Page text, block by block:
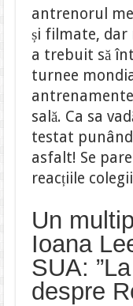
antrenorul
și filmate, dar
a trebuit să
turnee
sală. Ca sa
testat
asfalt! Se
reacțiile
Un
Ioana
SUA:
despre